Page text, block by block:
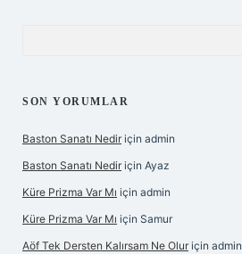
SON YORUMLAR
Baston Sanatı Nedir için admin
Baston Sanatı Nedir için Ayaz
Küre Prizma Var Mı için admin
Küre Prizma Var Mı için Samur
Aöf Tek Dersten Kalırsam Ne Olur için admin